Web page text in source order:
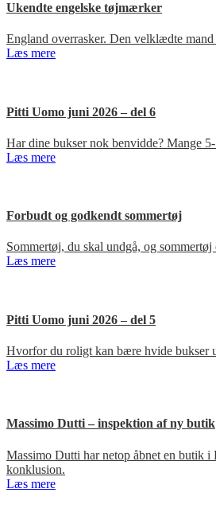
Ukendte engelske tøjmærker
England overrasker. Den velklædte
Læs mere
Pitti Uomo juni 2026 – del 6
Har dine bukser nok benvidde? Mange
Læs mere
Forbudt og godkendt sommertøj
Sommertøj, du skal undgå, og
Læs mere
Pitti Uomo juni 2026 – del 5
Hvorfor du roligt kan bære hvide bukser
Læs mere
Massimo Dutti – inspektion af ny butik
Massimo Dutti har netop åbnet en butik
konklusion.
Læs mere